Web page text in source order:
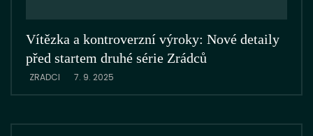
Vítězka a kontroverzní výroky: Nové detaily
před startem druhé série Zrádců
ZRADCI 7. 9. 2025